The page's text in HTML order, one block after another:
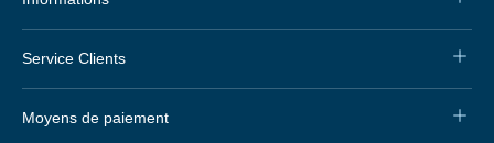
Service Clients
Moyens de paiement